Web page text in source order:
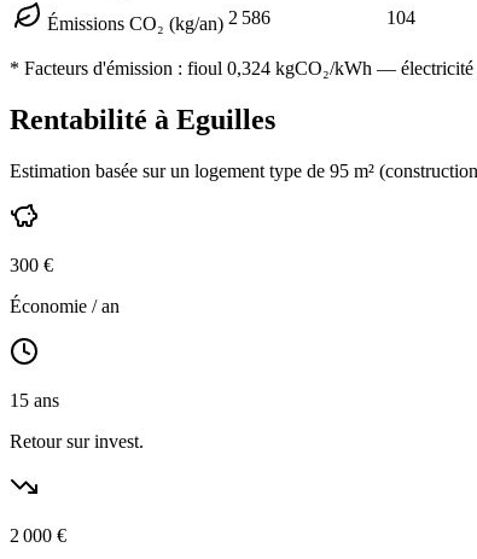
Émissions CO₂ (kg/an) 2 586 104
* Facteurs d'émission : fioul 0,324 kgCO₂/kWh — électricité
Rentabilité à Eguilles
Estimation basée sur un logement type de 95 m² (construction
300 €
Économie / an
15 ans
Retour sur invest.
2 000 €